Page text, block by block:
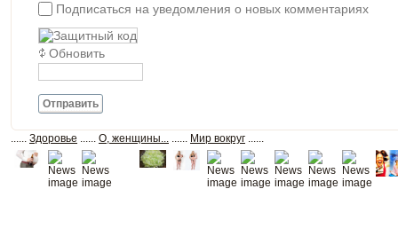
Подписаться на уведомления о новых комментариях
Обновить
Отправить
Здоровье О, женщины... Мир вокруг